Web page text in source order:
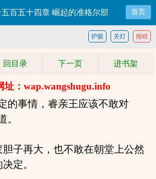
百五十四章 崛起的准格尔部 首页
报错
关灯
护眼
回目录 下一页 进书架
址：wap.wangshugu.info
的事情，睿亲王应该不敢对
。
子再大，也不敢在朝堂上公然
定。